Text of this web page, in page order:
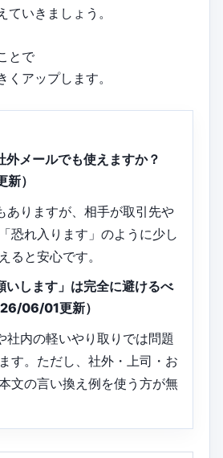
いきましょう。
とで
くアップします。
外メールでも使えますか？
）
ありますが、相手が取引先や
恐れ入ります」のように少し
ると安心です。
いします」は完全に避けるべ
06/01更新）
社内の軽いやり取りでは問題
す。ただし、社外・上司・お
文の言い換え例を使う方が無